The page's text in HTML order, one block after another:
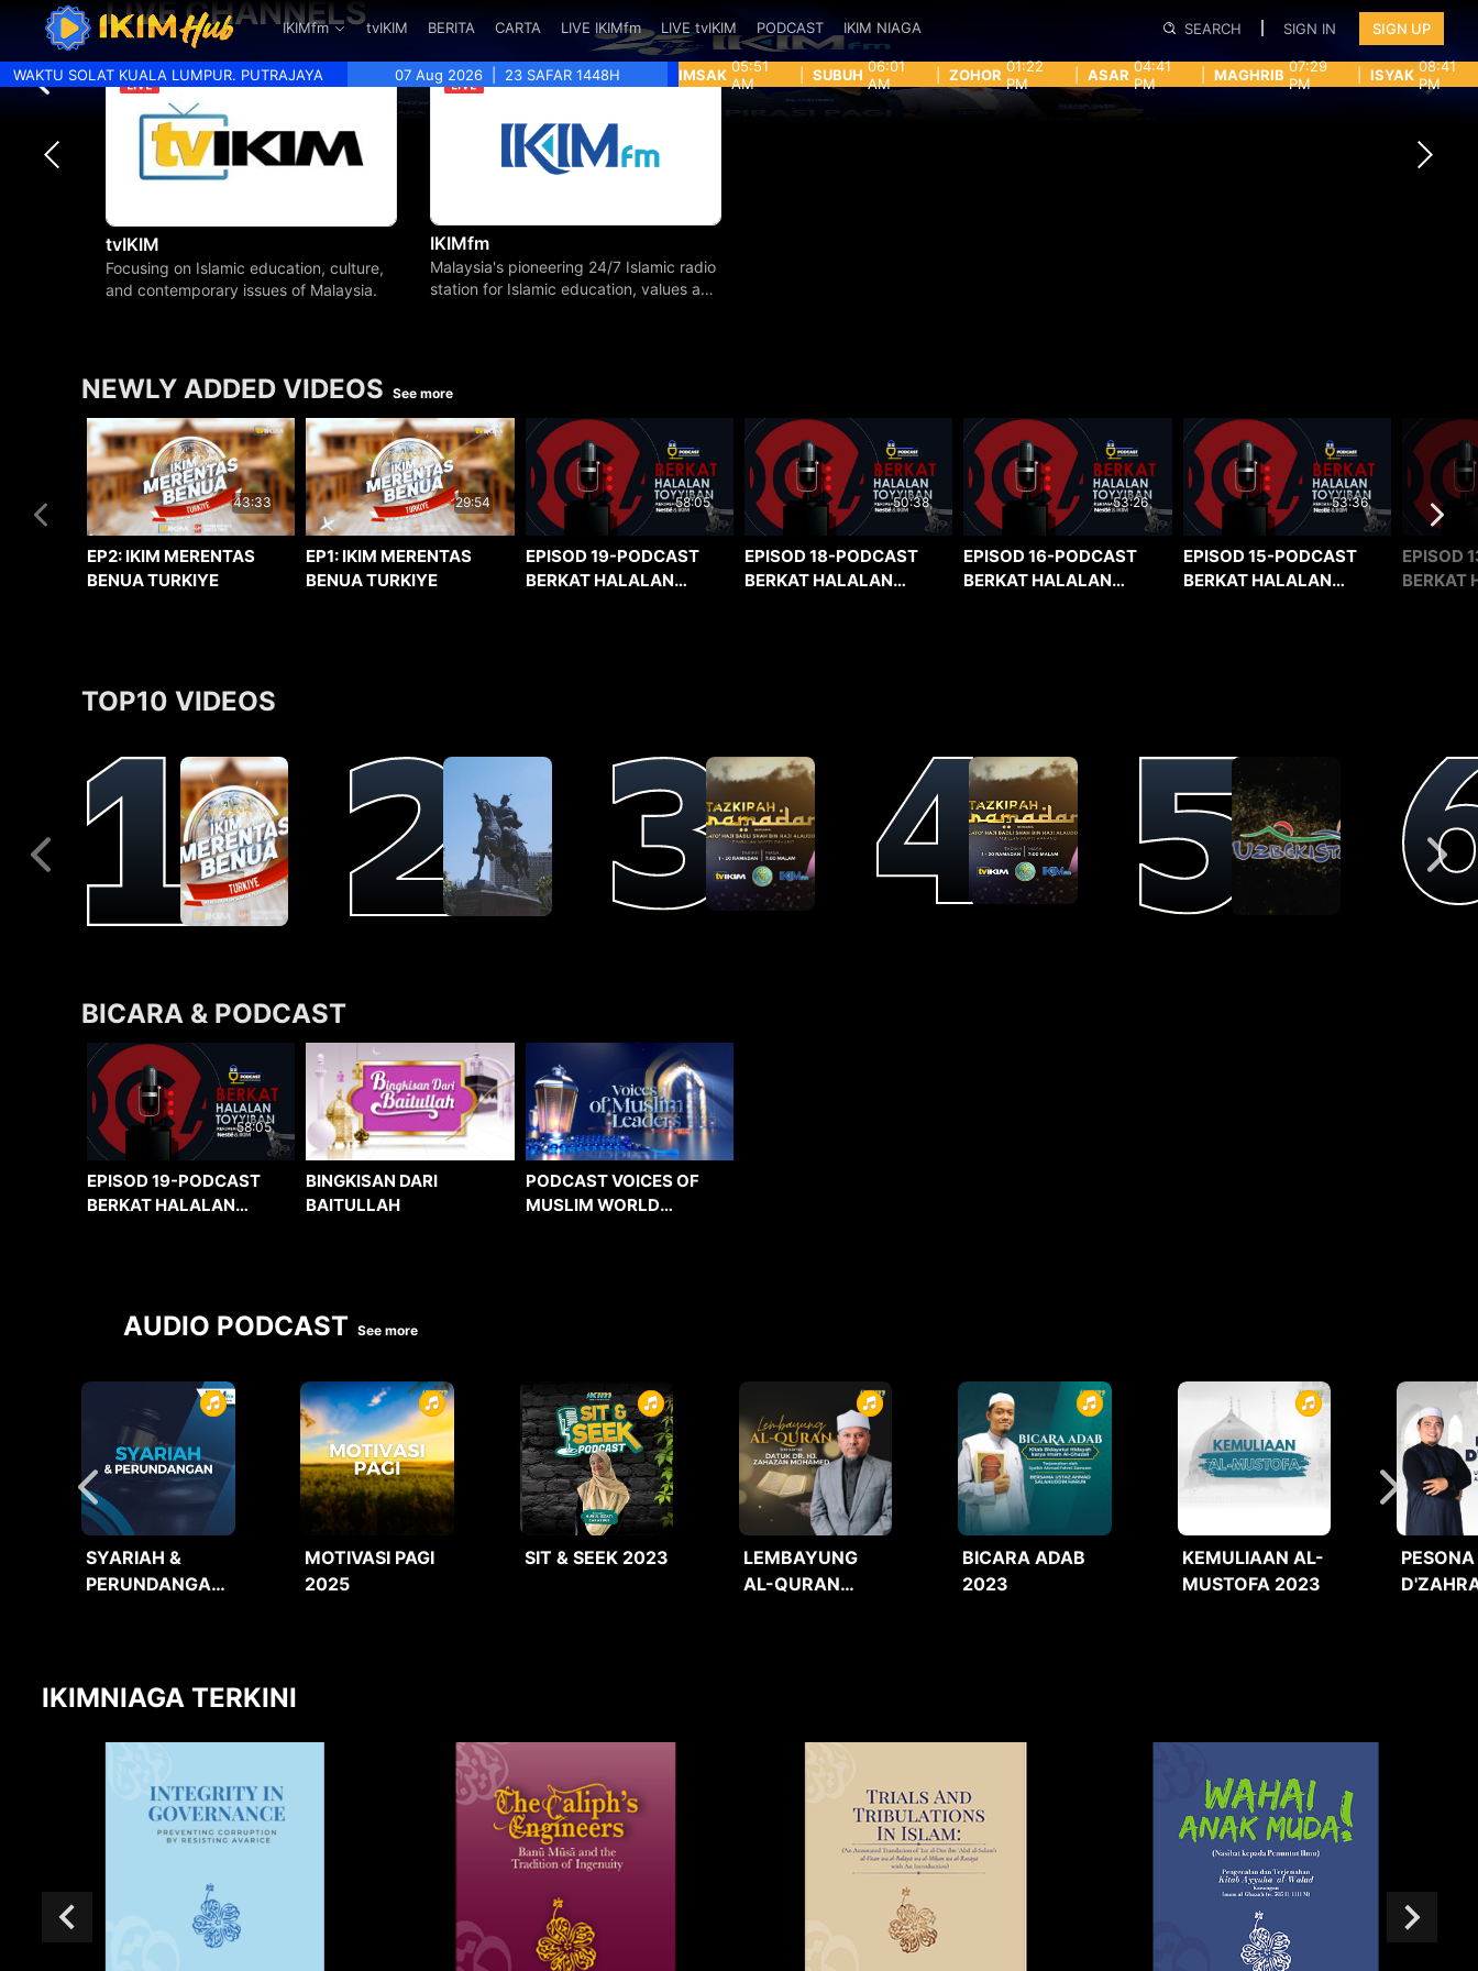
IKIMfm tvIKIM BERITA CARTA LIVE IKIMfm LIVE tvIKIM PODCAST IKIM NIAGA SEARCH SIGN IN SIGN UP
WAKTU SOLAT KUALA LUMPUR. PUTRAJAYA 07 Aug 2026 23 SAFAR 1448H IMSAK 05:51
AM
SUBUH 06:01
AM
ZOHOR 01:22
PM
ASAR 04:41
PM
MAGHRIB 07:29
PM
ISYAK 08:41
PM
LIVE CHANNELS
tvIKIM
Focusing on Islamic education, culture,
and contemporary issues of Malaysia.
IKIMfm
Malaysia's pioneering 24/7 Islamic radio
station for Islamic education, values and
NEWLY ADDED VIDEOS See more
43:33
EP2: IKIM MERENTAS
BENUA TURKIYE
29:54
EP1: IKIM MERENTAS
BENUA TURKIYE
58:05
EPISOD 19-PODCAST
BERKAT HALALAN
50:38
EPISOD 18-PODCAST
BERKAT HALALAN
53:26
EPISOD 16-PODCAST
BERKAT HALALAN
53:36
EPISOD 15-PODCAST
BERKAT HALALAN
EPISOD
BERKAT
TOP10 VIDEOS
BICARA & PODCAST
58:05
EPISOD 19-PODCAST
BERKAT HALALAN
BINGKISAN DARI
BAITULLAH
PODCAST VOICES OF
MUSLIM WORLD
AUDIO PODCAST See more
SYARIAH &
PERUNDANGAN
MOTIVASI PAGI
2025
SIT & SEEK 2023
LEMBAYUNG
AL-QURAN
BICARA ADAB
2023
KEMULIAAN AL-
MUSTOFA 2023
PESONA
IKIMNIAGA TERKINI